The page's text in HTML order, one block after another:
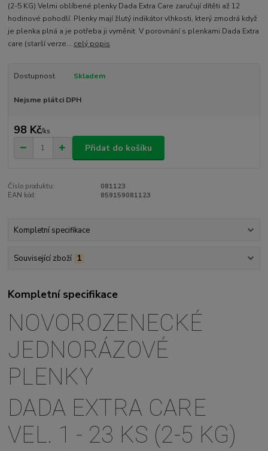
(2-5 KG) Velmi oblíbené plenky Dada Extra Care zaručují dítěti až 12
hodinové pohodlí. Plenky mají žlutý indikátor vlhkosti, který zmodrá když
je plenka plná a je potřeba ji vyměnit. V porovnání s plenkami Dada Extra
care (starší verze... celý popis
Dostupnost Skladem
Nejsme plátci DPH
98 Kč/ks
Přidat do košíku
Číslo produktu:
081123
EAN kód:
859159081123
Kompletní specifikace
Související zboží 1
Kompletní specifikace
NOVOROZENECKÉ
JEDNORÁZOVÉ
PLENKY
DADA EXTRA CARE
VEL. 1 - 23 KS (2-5 KG)